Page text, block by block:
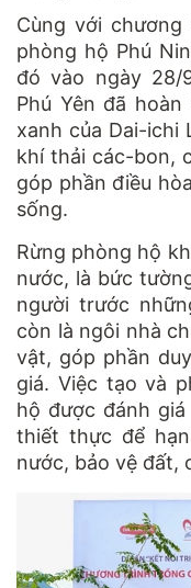
Cùng với
phòng hộ Phú
đó vào ngày 28/
Phú Yên đã
xanh của Dai-ichi
khí thải các-bon,
góp phần điều
sống.
Rừng phòng hộ
nước, là bức
người trước
còn là ngôi nhà
vật, góp phần
giá. Việc tạo và
hộ được đánh
thiết thực để
nước, bảo vệ đất,